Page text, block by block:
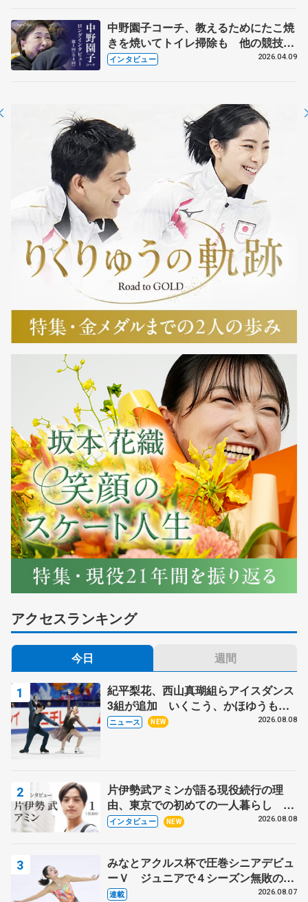
中野園子コーチ、教えるためにたこ焼
きを焼いてトイレ掃除も 他の競技に
も通用するという坂本花織の筋肉
インタビュー 2026.04.09
アクセスランキング
今日 週間
紀平梨花、西山真瑚組らアイスダンス
3組が追加 いくこう、かほゆうも、
木下グループ杯
ニュース NEW 2026.08.08
片伊勢武アミンが語る現役続行の理
由、東京での初めての一人暮らし 注
目スケーターの「今」に迫る
インタビュー NEW 2026.08.08
みなとアクルス杯で圧巻シニアデビュ
ーＶ ジュニアで４シーズン無敗の島
田麻央
連載 2026.08.07